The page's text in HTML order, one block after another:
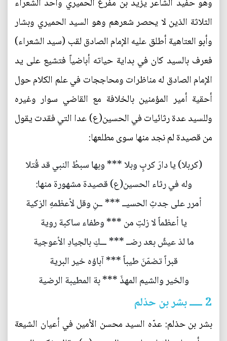
الثلاثة الذين لا يحصر شعرهم وهو السيد الحميري وبشار
وأبو العتاهية أطلق عليه الإمام الصادق لقب (سيد الشعراء)
فعرف بالسيد كان في بداية حياته أباضياً فتشيع على يد
الإمام الصادق له مناظرات ومحاججات في علم الكلام حول
أحقية أمير المؤمنين بالخلافة مع القاضي سوار وغيره
وللسيد عدة رثائيات في الحسين(ع) عدا التي فقدت يقول
من قصيدة لم نجد منها سوى مطلعها:
(كربلا) يا دارَ كربٍ وبلا *** وبها سبطُ النبي قد قُتلا
وله في رثاء الحسين(ع) قصيدة مشهورة منها:
أمرر على جدثِ الحسيــ *** ــنِ وقل لأعظمهِ الزكية
يا أعظماً لا زلتِ من *** وطفاء ساكبة روية
ما لذ عيشٌ بعد رضــ *** ـــكِ بالجيادِ الأعوجية
قبراً تضمّنَ طيباً *** آباؤه خير البرية
والخير والشيم المهذّ *** بة المطيبة الرضية
2 ـــــ بشر بن حذلم
بشر بن حذلم: عدّه السيد محسن الأمين في أعيان الشيعة